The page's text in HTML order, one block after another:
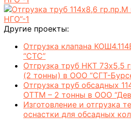
Другие проекты:
Отгрузка клапана
“СТС”
Отгрузка труб НКТ 73х5,5
(2 тонны) в ООО “СГТ-
Отгрузка труб обсадных
ОТТМ – 2 тонны в ООО
Изготовление и отгрузка
оснастки для обсадных